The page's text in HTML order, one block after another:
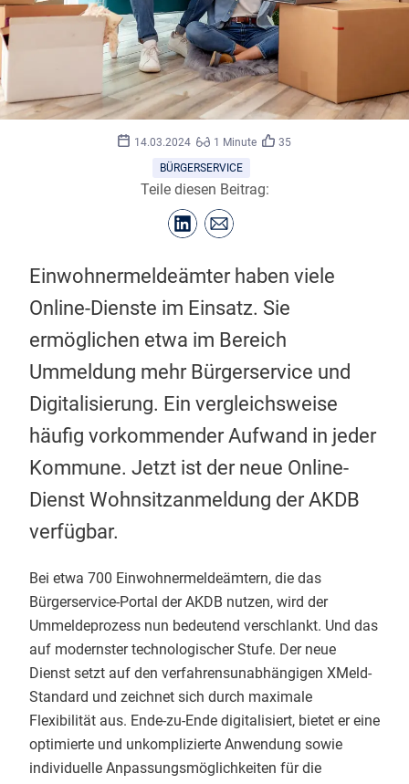
Photography/stock.adobe.com
14.03.2024 1 Minute
35
BÜRGERSERVICE
Teile diesen Beitrag:
Einwohnermeldeämter haben viele
Online-Dienste im Einsatz. Sie
ermöglichen etwa im Bereich
Ummeldung mehr Bürgerservice und
Digitalisierung. Ein vergleichsweise
häufig vorkommender Aufwand in jeder
Kommune. Jetzt ist der neue Online-
Dienst Wohnsitzanmeldung der AKDB
verfügbar.
Bei etwa 700 Einwohnermeldeämtern, die das
Bürgerservice-Portal der AKDB nutzen, wird der
Ummeldeprozess nun bedeutend verschlankt. Und das
auf modernster technologischer Stufe. Der neue
Dienst setzt auf den verfahrensunabhängigen XMeld-
Standard und zeichnet sich durch maximale
Flexibilität aus. Ende-zu-Ende digitalisiert, bietet er eine
optimierte und unkomplizierte Anwendung sowie
individuelle Anpassungsmöglichkeiten für die